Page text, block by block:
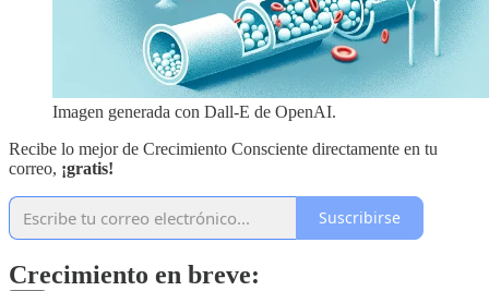
Imagen generada con Dall-E de OpenAI.
Recibe lo mejor de Crecimiento Consciente directamente en tu
correo, ¡gratis!
Suscribirse
Crecimiento en breve: